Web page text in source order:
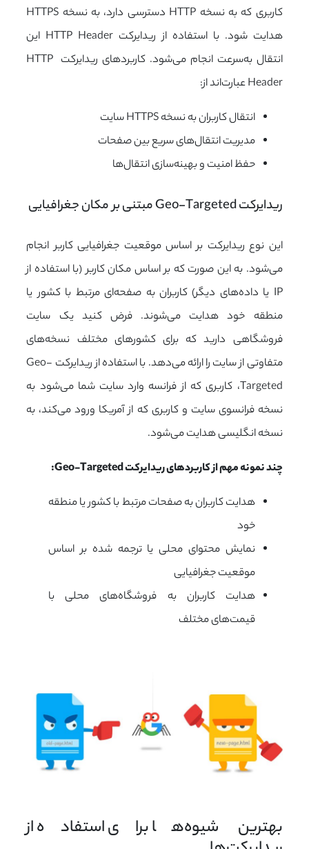
کاربری که به نسخه HTTP دسترسی دارد، به نسخه HTTPS
هدایت شود. با استفاده از ریدایرکت HTTP Header این
انتقال به‌سرعت انجام می‌شود. کاربردهای ریدایرکت HTTP
Header عبارت‌اند از:
انتقال کاربران به نسخه HTTPS سایت
مدیریت انتقال‌های سریع بین صفحات
حفظ امنیت و بهینه‌سازی انتقال‌ها
ریدایرکت Geo-Targeted مبتنی بر مکان جغرافیایی
این نوع ریدایرکت بر اساس موقعیت جغرافیایی کاربر انجام
می‌شود. به این صورت که بر اساس مکان کاربر (با استفاده از
IP یا داده‌های دیگر) کاربران به صفحه‌ای مرتبط با کشور یا
منطقه خود هدایت می‌شوند. فرض کنید یک سایت
فروشگاهی دارید که برای کشورهای مختلف نسخه‌های
متفاوتی از سایت را ارائه می‌دهد. با استفاده از ریدایرکت Geo-
Targeted، کاربری که از فرانسه وارد سایت شما می‌شود به
نسخه فرانسوی سایت و کاربری که از آمریکا ورود می‌کند، به
نسخه انگلیسی هدایت می‌شود.
چند نمونه مهم از کاربردهای ریدایرکت Geo-Targeted:
هدایت کاربران به صفحات مرتبط با کشور یا منطقه
خود
نمایش محتوای محلی یا ترجمه شده بر اساس
موقعیت جغرافیایی
هدایت کاربران به فروشگاه‌های محلی با
قیمت‌های مختلف
بهترین شیوه‌ها برای استفاده از